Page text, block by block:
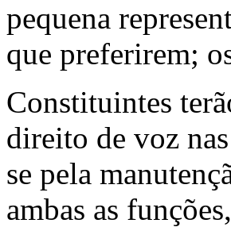
pequena
que preferirem;
Constituintes
direito de voz
se pela
ambas as